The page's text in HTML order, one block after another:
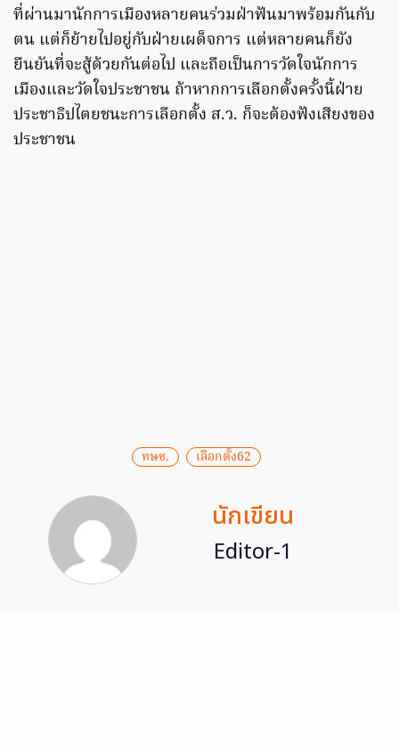
ที่ผ่านมานักการเมืองหลายคนร่วมฝ่าฟันมาพร้อมกันกับ
ตน แต่ก็ย้ายไปอยู่กับฝ่ายเผด็จการ แต่หลายคนก็ยัง
ยืนยันที่จะสู้ด้วยกันต่อไป และถือเป็นการวัดใจนักการ
เมืองและวัดใจประชาชน ถ้าหากการเลือกตั้งครั้งนี้ฝ่าย
ประชาธิปไตยชนะการเลือกตั้ง ส.ว. ก็จะต้องฟังเสียงของ
ประชาชน
ทษช. เลือกตั้ง62
นักเขียน
Editor-1